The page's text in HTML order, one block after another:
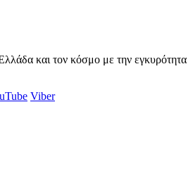
και τον κόσμο με την εγκυρότητα
Viber